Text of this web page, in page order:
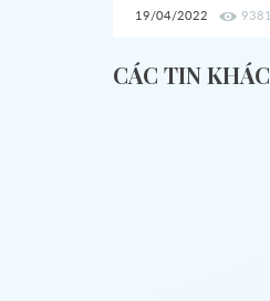
19/04/2022 9381
CÁC TIN KHÁC